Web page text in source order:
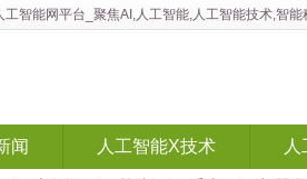
工智能网平台_聚焦AI,人工智能,人工智能技术,智
闻 人工智能X技术 人